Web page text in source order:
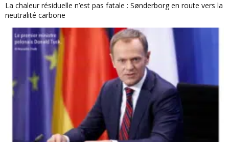
La chaleur résiduelle n’est pas fatale : Sønderborg en route vers la
neutralité carbone